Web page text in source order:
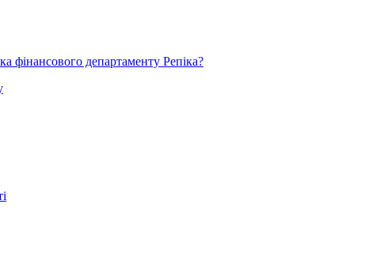
фінансового департаменту Репіка?